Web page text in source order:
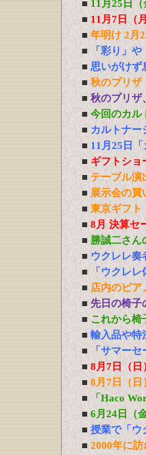
■ 11月25日
■ 11月7日（
■ 年明け 2月
■ 「彩り」
■ 思いがけず
■ 秋のプリザ
■ 秋のプリザ
■ 今回のカル
■ カルトナー
■ 11月25日
■ ギフトショ
■ テーブル演
■ 展示会の
■ 東京ギフト
■ 8月 決算セ
■ 勝誠二さん
■ ウクレレ奏
■
「ウクレ
■ 店内のピア
■ 先日の椅子
■ これから椅
■ 輸入品や特
■
「サマー
■ 8月7日（
■ 8月7日（日
■
「Haco
■ 6月24日（
■ 授業で「ウ
■ 2000年に